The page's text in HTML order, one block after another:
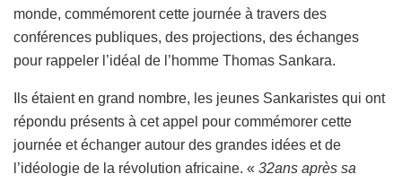
monde, commémorent cette journée à travers des
conférences publiques, des projections, des échanges
pour rappeler l’idéal de l’homme Thomas Sankara.
Ils étaient en grand nombre, les jeunes Sankaristes qui ont
répondu présents à cet appel pour commémorer cette
journée et échanger autour des grandes idées et de
l’idéologie de la révolution africaine. « 32ans après sa